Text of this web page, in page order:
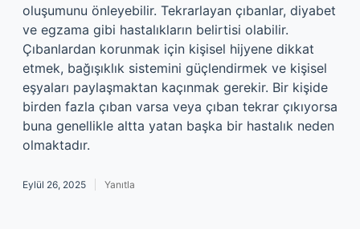
oluşumunu önleyebilir. Tekrarlayan çıbanlar, diyabet
ve egzama gibi hastalıkların belirtisi olabilir.
Çıbanlardan korunmak için kişisel hijyene dikkat
etmek, bağışıklık sistemini güçlendirmek ve kişisel
eşyaları paylaşmaktan kaçınmak gerekir. Bir kişide
birden fazla çıban varsa veya çıban tekrar çıkıyorsa
buna genellikle altta yatan başka bir hastalık neden
olmaktadır.
Eylül 26, 2025 Yanıtla